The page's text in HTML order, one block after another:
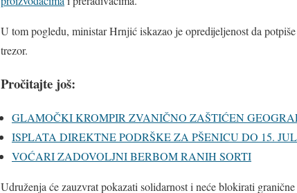
U tom pogledu, ministar Hrnjić iskazao je opredijeljenost da
trezor.
Pročitajte još:
GLAMOČKI KROMPIR ZVANIČNO ZAŠTIĆEN
ISPLATA DIREKTNE PODRŠKE ZA PŠENICU DO 15.
VOĆARI ZADOVOLJNI BERBOM RANIH SORTI
Udruženja će zauzvrat pokazati solidarnost i neće blokirati